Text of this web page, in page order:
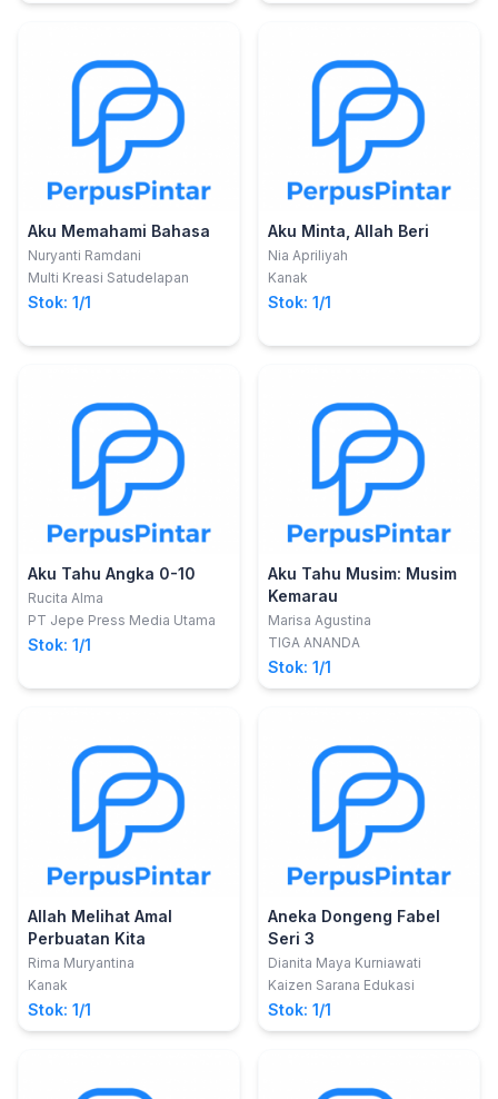
Aku Memahami Bahasa
Nuryanti Ramdani
Multi Kreasi Satudelapan
Stok: 1/1
Aku Minta, Allah Beri
Nia Apriliyah
Kanak
Stok: 1/1
Aku Tahu Angka 0-10
Rucita Alma
PT Jepe Press Media Utama
Stok: 1/1
Aku Tahu Musim: Musim
Kemarau
Marisa Agustina
TIGA ANANDA
Stok: 1/1
Allah Melihat Amal
Perbuatan Kita
Rima Muryantina
Kanak
Stok: 1/1
Aneka Dongeng Fabel
Seri 3
Dianita Maya Kurniawati
Kaizen Sarana Edukasi
Stok: 1/1